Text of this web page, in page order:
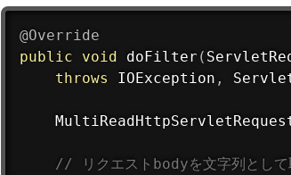
@Override
public
void doFilter (
throws IOException ,
// リクエストbodyを文字列として